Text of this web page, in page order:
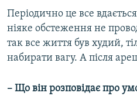
Періодично це все
ніяке обстеження не
так все життя був худий,
набирати вагу. А після
– Що він розповідає про